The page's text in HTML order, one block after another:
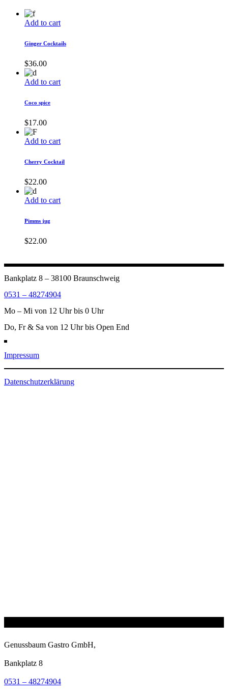
Add to cart
Ginger Cocktails
$36.00
Add to cart
Coco spice
$17.00
Add to cart
Cherry Cocktail
$22.00
Add to cart
Pimms jug
$22.00
Bankplatz 8 – 38100 Braunschweig
0531 – 48274904
Mo – Mi von 12 Uhr bis 0 Uhr
Do, Fr & Sa von 12 Uhr bis Open End
Impressum
Datenschutzerklärung
Genussbaum Gastro GmbH,
Bankplatz 8
0531 – 48274904